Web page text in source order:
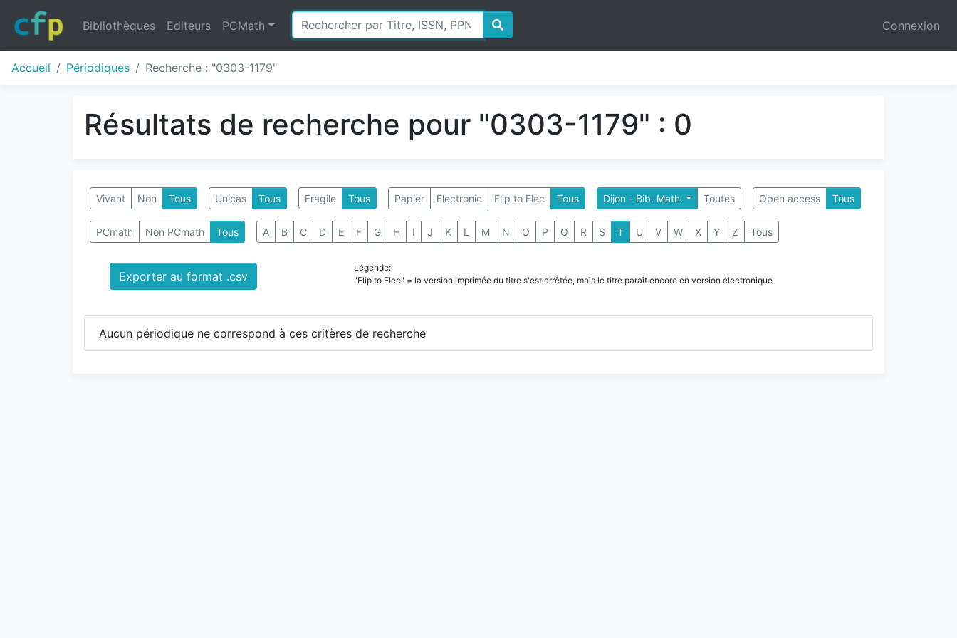
Bibliothèques Editeurs PCMath Connexion
Accueil Périodiques Recherche : "0303-1179"
Résultats de recherche pour "0303-1179" : 0
Vivant Non Tous Unicas Tous Fragile Tous Papier Electronic Flip to Elec Tous Dijon - Bib. Math. Toutes Open access Tous
PCmath Non PCmath Tous A B C D E F G H I J K L M N O P Q R S T U V W X Y Z Tous
Exporter au format .csv
Légende:
"Flip to Elec" = la version imprimée du titre s'est arrêtée, mais le titre paraît encore en version électronique
Aucun périodique ne correspond à ces critères de recherche